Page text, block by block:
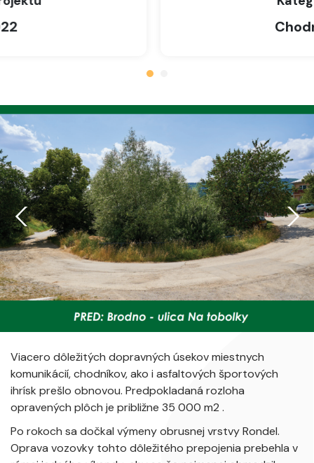
Viacero dôležitých dopravných úsekov miestnych
komunikácií, chodníkov, ako i asfaltových športových
ihrísk prešlo obnovou. Predpokladaná rozloha
opravených plôch je približne 35 000 m2 .
Po rokoch sa dočkal výmeny obrusnej vrstvy Rondel.
Oprava vozovky tohto dôležitého prepojenia prebehla v